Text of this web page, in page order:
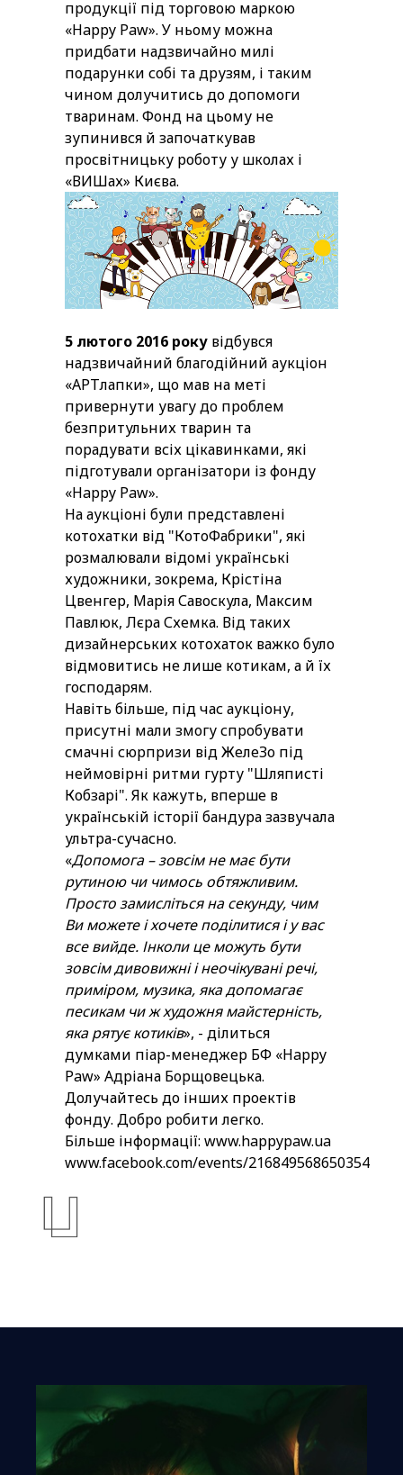
продукції під торговою маркою
«Happy Paw». У ньому можна
придбати надзвичайно милі
подарунки собі та друзям, і таким
чином долучитись до допомоги
тваринам. Фонд на цьому не
зупинився й започаткував
просвітницьку роботу у школах і
«ВИШах» Києва.
5 лютого 2016 року відбувся
надзвичайний благодійний аукціон
«АРТлапки», що мав на меті
привернути увагу до проблем
безпритульних тварин та
порадувати всіх цікавинками, які
підготували організатори із фонду
«Happy Paw».
На аукціоні були представлені
котохатки від "КотоФабрики", які
розмалювали відомі українські
художники, зокрема, Крістіна
Цвенгер, Марія Савоскула, Максим
Павлюк, Лєра Схемка. Від таких
дизайнерських котохаток важко було
відмовитись не лише котикам, а й їх
господарям.
Навіть більше, під час аукціону,
присутні мали змогу спробувати
смачні сюрпризи від ЖелеЗо під
неймовірні ритми гурту "Шляписті
Кобзарі". Як кажуть, вперше в
українській історії бандура зазвучала
ультра-сучасно.
«Допомога – зовсім не має бути
рутиною чи чимось обтяжливим.
Просто замисліться на секунду, чим
Ви можете і хочете поділитися і у вас
все вийде. Інколи це можуть бути
зовсім дивовижні і неочікувані речі,
приміром, музика, яка допомагає
песикам чи ж художня майстерність,
яка рятує котиків», - ділиться
думками піар-менеджер БФ «Happy
Paw» Адріана Борщовецька.
Долучайтесь до інших проектів
фонду. Добро робити легко.
Більше інформації: www.happypaw.ua
www.facebook.com/events/216849568650354